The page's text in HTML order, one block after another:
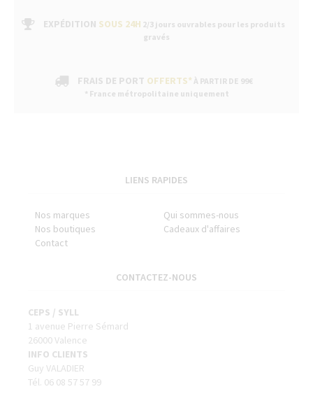
EXPÉDITION SOUS 24H 2/3 jours ouvrables pour les produits
gravés
FRAIS DE PORT OFFERTS* À PARTIR DE 99€
* France métropolitaine uniquement
LIENS RAPIDES
Nos marques
Qui sommes-nous
Nos boutiques
Cadeaux d'affaires
Contact
CONTACTEZ-NOUS
CEPS / SYLL
1 avenue Pierre Sémard
26000 Valence
INFO CLIENTS
Guy VALADIER
Tél. 06 08 57 57 99